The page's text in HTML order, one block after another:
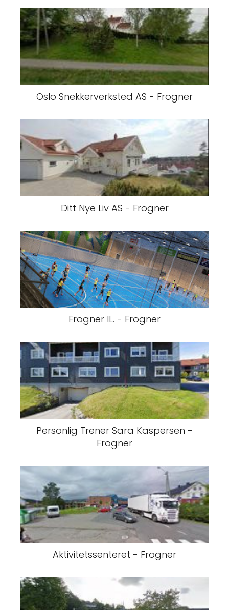
Oslo Snekkerverksted AS - Frogner
Ditt Nye Liv AS - Frogner
Frogner IL. - Frogner
Personlig Trener Sara Kaspersen -
Frogner
Aktivitetssenteret - Frogner